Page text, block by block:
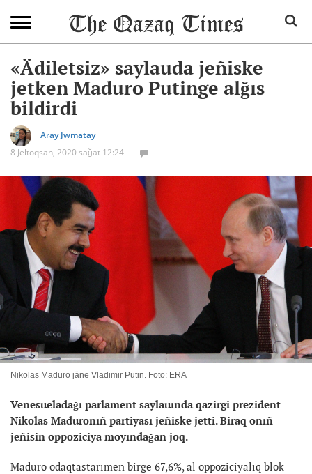
«Ädiletsiz» saylauda jeñiske
jetken Maduro Putinge alğıs
bildirdi
Aray Jwmatay
8 Jeltoqsan, 2020 sağat 12:24
Nikolas Maduro jäne Vladimir Putin. Foto: ERA
Venesueladağı parlament saylauında qazirgi prezident
Nikolas Maduronıñ partiyası jeñiske jetti. Biraq onıñ
jeñisin oppoziciya moyındağan joq.
Maduro odaqtastarımen birge 67,6%, al oppoziciyalıq blok